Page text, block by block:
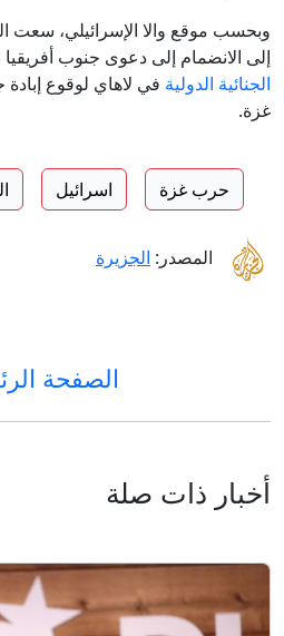
وبحسب موقع والا الإسرائيلي، سعت
إلى الانضمام إلى دعوى جنوب
الجنائية الدولية في لاهاي لوقوع
غزة.
حرب غزة اسرائيل
المصدر: الجزيرة
الصفحة
أخبار ذات صلة